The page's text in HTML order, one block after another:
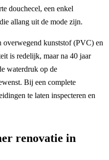
douchecel, een enkel
allang uit de mode zijn.
kunststof (PVC) en
is redelijk, maar na 40 jaar
waterdruk op de
Bij een complete
te laten inspecteren en
renovatie in